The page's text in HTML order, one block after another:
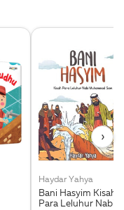
Haydar Yahya
Bani Hasyim Kisah
Para Leluhur Nabi
›